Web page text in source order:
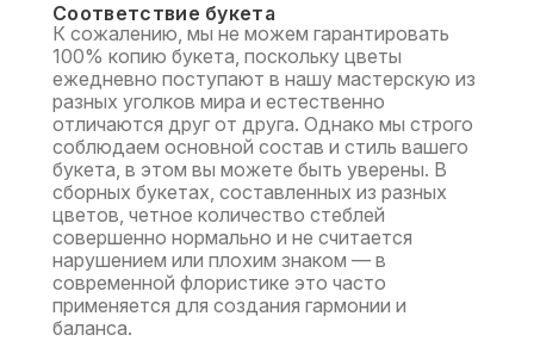
Соответствие букета
К сожалению, мы не можем гарантировать
100% копию букета, поскольку цветы
ежедневно поступают в нашу мастерскую из
разных уголков мира и естественно
отличаются друг от друга. Однако мы строго
соблюдаем основной состав и стиль вашего
букета, в этом вы можете быть уверены. В
сборных букетах, составленных из разных
цветов, четное количество стеблей
совершенно нормально и не считается
нарушением или плохим знаком — в
современной флористике это часто
применяется для создания гармонии и
баланса.